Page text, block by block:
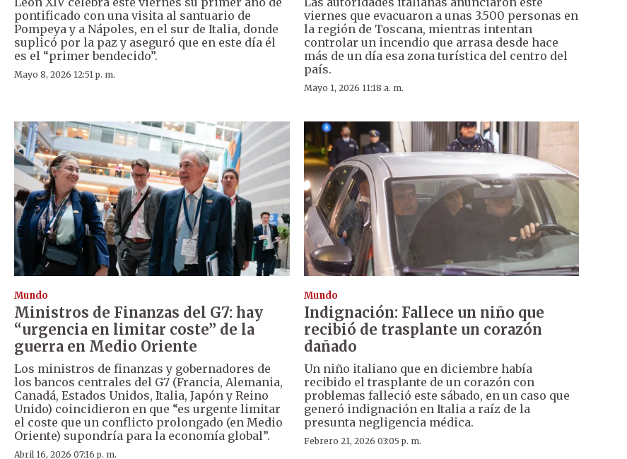
pontificado con una visita al santuario de
Pompeya y a Nápoles, en el sur de Italia, donde
suplicó por la paz y aseguró que en este día él
es el “primer bendecido”.
Mayo 8, 2026 12:51 p. m.
viernes que evacuaron a unas 3.500 personas en
la región de Toscana, mientras intentan
controlar un incendio que arrasa desde hace
más de un día esa zona turística del centro del
país.
Mayo 1, 2026 11:18 a. m.
Mundo
Ministros de Finanzas del G7: hay
“urgencia en limitar coste” de la
guerra en Medio Oriente
Los ministros de finanzas y gobernadores de
los bancos centrales del G7 (Francia, Alemania,
Canadá, Estados Unidos, Italia, Japón y Reino
Unido) coincidieron en que “es urgente limitar
el coste que un conflicto prolongado (en Medio
Oriente) supondría para la economía global”.
Abril 16, 2026 07:16 p. m.
Mundo
Indignación: Fallece un niño que
recibió de trasplante un corazón
dañado
Un niño italiano que en diciembre había
recibido el trasplante de un corazón con
problemas falleció este sábado, en un caso que
generó indignación en Italia a raíz de la
presunta negligencia médica.
Febrero 21, 2026 03:05 p. m.